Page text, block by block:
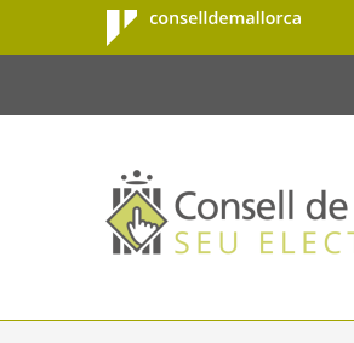
Salta al contingut principal
Consell de
Mallorca